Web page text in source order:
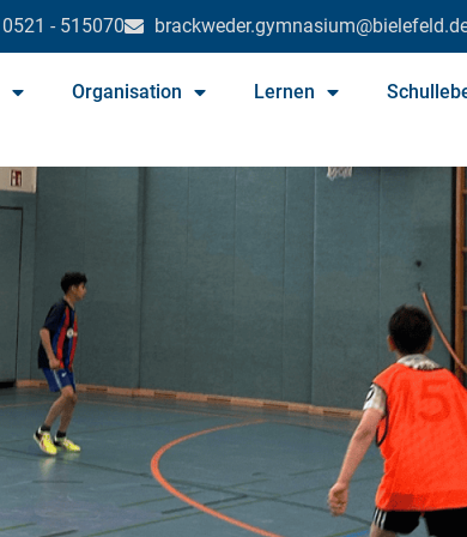
0521 - 515070
Organisation Lernen